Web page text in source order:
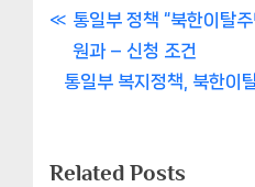
글
내
게
P
r
e
o
통일부 정책 “북한이탈
원과 – 신청 조건
N
t
통일부 복지정책, 북한이
Related Posts